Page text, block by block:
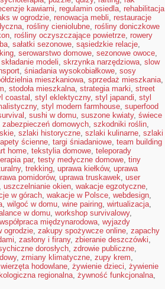
kawiarni, regulamin osiedla, rehabilitacja
w ogrodzie, renowacja mebli, restauracje
, rośliny cieniolubne, rośliny doniczkowe
, rośliny oczyszczające powietrze, rowery
, sałatki sezonowe, sąsiedzkie relacje,
, serowarstwo domowe, sezonowe owoce,
składanie modeli, skrzynka narzędziowa, slow
, śniadania wysokobiałkowe, sosy
mieszkaniowa, sprzedaż mieszkania,
, stodoła mieszkalna, strategia marki, street
coastal , styl eklektyczny, styl japandi, styl
, styl modern farmhouse, superfood
, sushi w domu, suszone kwiaty, świece
domowych, szkodniki roślin,
, szlaki historyczne, szlaki kulinarne, szlaki
ścienne, targi śniadaniowe, team building
home, tekstylia domowe, teleporady
par, testy medyczne domowe, tiny
, trekking, uprawa kiełków, uprawa
pomidorów, uprawa truskawek, user
, uszczelnianie okien, wakacje egzotyczne,
w górach, wakacje w Polsce, webdesign,
, wilgoć w domu, wine pairing, wirtualizacja,
w domu, workshop survivalowy,
współpraca międzynarodowa, wyjazdy
ogrodzie, zakupy spożywcze online, zapachy
, zasłony i firany, zbieranie deszczówki,
dorosłych, zdrowie publiczne,
, zmiany klimatyczne, zupy krem,
hodowlane, żywienie dzieci, żywienie
regionalna, żywność funkcjonalna,